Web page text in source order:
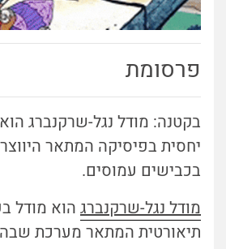
פרסומת
בקטנה: מודל נגל-שרקנברג
יחסית בפיסיקה המתאר
בכבישים עמוסים.
מודל נגל-שרקנברג הוא מודל
תיאורטית המתאר מערכת שבה